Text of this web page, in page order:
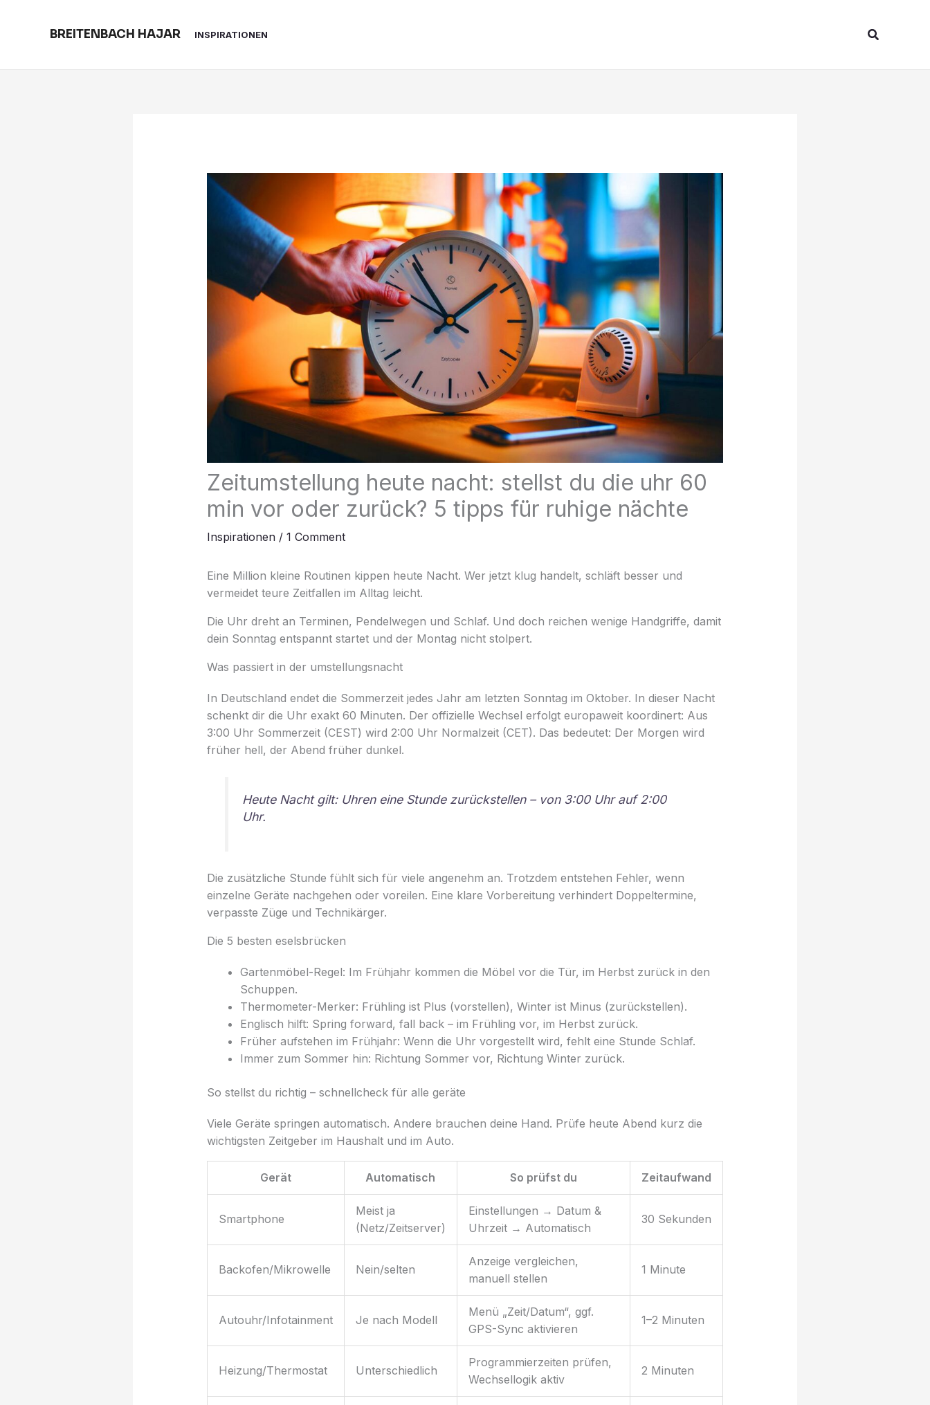
BREITENBACH HAJAR INSPIRATIONEN Search
Zeitumstellung heute nacht: stellst du die uhr 60
min vor oder zurück? 5 tipps für ruhige nächte
Inspirationen/ 1 Comment
Eine Million kleine Routinen kippen heute Nacht. Wer jetzt klug handelt, schläft besser und
vermeidet teure Zeitfallen im Alltag leicht.
Die Uhr dreht an Terminen, Pendelwegen und Schlaf. Und doch reichen wenige Handgriffe, damit
dein Sonntag entspannt startet und der Montag nicht stolpert.
Was passiert in der umstellungsnacht
In Deutschland endet die Sommerzeit jedes Jahr am letzten Sonntag im Oktober. In dieser Nacht
schenkt dir die Uhr exakt 60 Minuten. Der offizielle Wechsel erfolgt europaweit koordinert: Aus
3:00 Uhr Sommerzeit (CEST) wird 2:00 Uhr Normalzeit (CET). Das bedeutet: Der Morgen wird
früher hell, der Abend früher dunkel.
Heute Nacht gilt: Uhren eine Stunde zurückstellen – von 3:00 Uhr auf 2:00
Uhr.
Die zusätzliche Stunde fühlt sich für viele angenehm an. Trotzdem entstehen Fehler, wenn
einzelne Geräte nachgehen oder voreilen. Eine klare Vorbereitung verhindert Doppeltermine,
verpasste Züge und Technikärger.
Die 5 besten eselsbrücken
Gartenmöbel-Regel: Im Frühjahr kommen die Möbel vor die Tür, im Herbst zurück in den
Schuppen.
Thermometer-Merker: Frühling ist Plus (vorstellen), Winter ist Minus (zurückstellen).
Englisch hilft: Spring forward, fall back – im Frühling vor, im Herbst zurück.
Früher aufstehen im Frühjahr: Wenn die Uhr vorgestellt wird, fehlt eine Stunde Schlaf.
Immer zum Sommer hin: Richtung Sommer vor, Richtung Winter zurück.
So stellst du richtig – schnellcheck für alle geräte
Viele Geräte springen automatisch. Andere brauchen deine Hand. Prüfe heute Abend kurz die
wichtigsten Zeitgeber im Haushalt und im Auto.
Gerät Automatisch So prüfst du Zeitaufwand
Smartphone
Meist ja
(Netz/Zeitserver)
Einstellungen → Datum &
Uhrzeit → Automatisch
30 Sekunden
Backofen/Mikrowelle Nein/selten
Anzeige vergleichen,
manuell stellen
1 Minute
Autouhr/Infotainment Je nach Modell
Menü „Zeit/Datum“, ggf.
GPS-Sync aktivieren
1–2 Minuten
Heizung/Thermostat Unterschiedlich
Programmierzeiten prüfen,
Wechsellogik aktiv
2 Minuten